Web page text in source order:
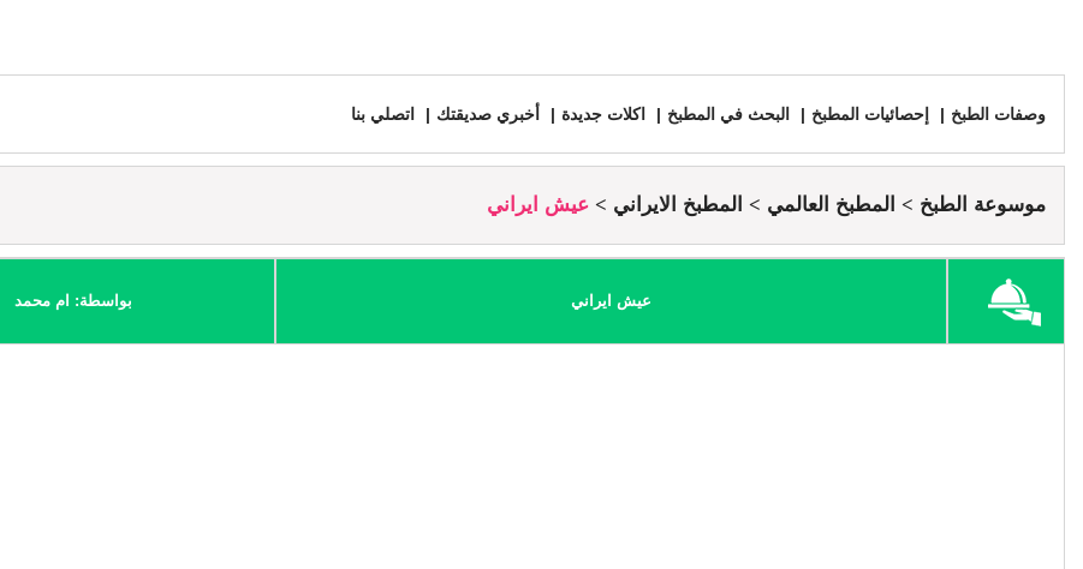
وصفات الطبخ إحصائيات المطبخ البحث في المطبخ اكلات جديدة أخبري صديقتك اتصلي بنا
موسوعة الطبخ المطبخ العالمي المطبخ الايراني عيش ايراني
عيش ايراني بواسطة: ام محمد